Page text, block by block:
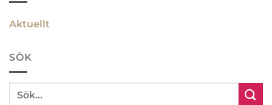
Aktuellt
SÖK